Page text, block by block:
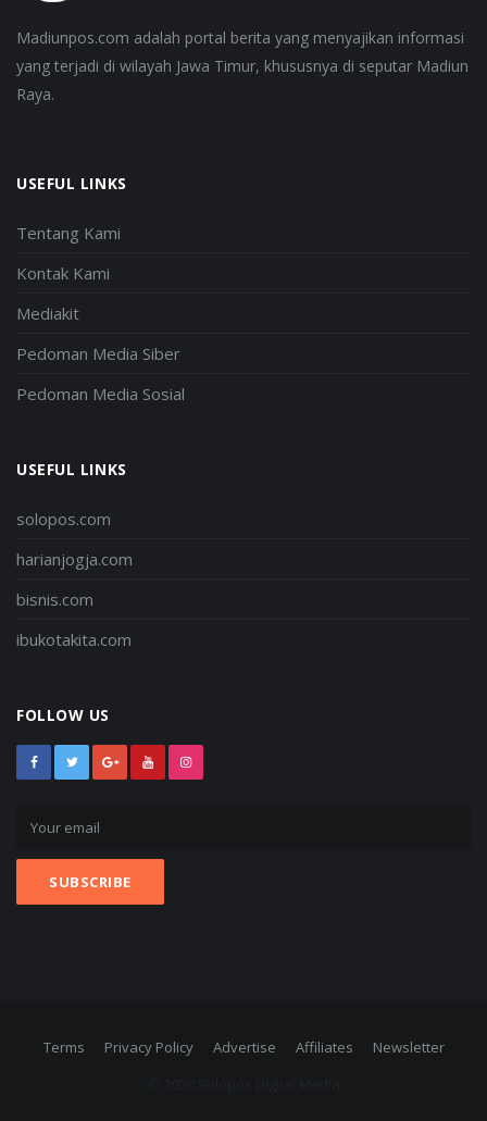
Madiunpos.com adalah portal berita yang menyajikan informasi
yang terjadi di wilayah Jawa Timur, khususnya di seputar Madiun
Raya.
USEFUL LINKS
Tentang Kami
Kontak Kami
Mediakit
Pedoman Media Siber
Pedoman Media Sosial
USEFUL LINKS
solopos.com
harianjogja.com
bisnis.com
ibukotakita.com
FOLLOW US
Terms Privacy Policy Advertise Affiliates
Newsletter